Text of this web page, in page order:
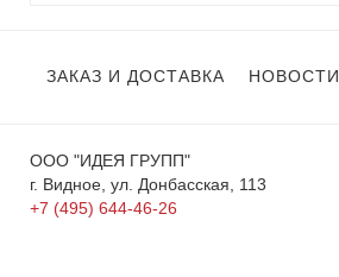
ЗАКАЗ И ДОСТАВКА НОВОСТИ
ООО "ИДЕЯ ГРУПП"
г. Видное, ул. Донбасская, 113
+7 (495) 644-46-26